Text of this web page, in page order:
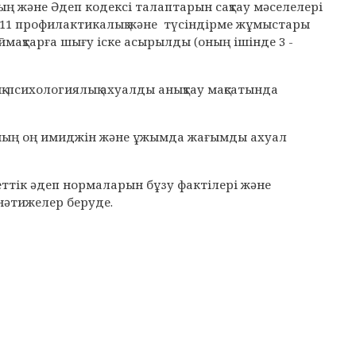
және Әдеп кодексі талаптарын сақтау мәселелері
профилактикалық және түсіндірме жұмыстары
шығу іске асырылды (оның ішінде 3 -
ахуалды анықтау мақсатында
оң имиджін және ұжымда жағымды ахуал
әдеп нормаларын бұзу фактілері және
беруде.